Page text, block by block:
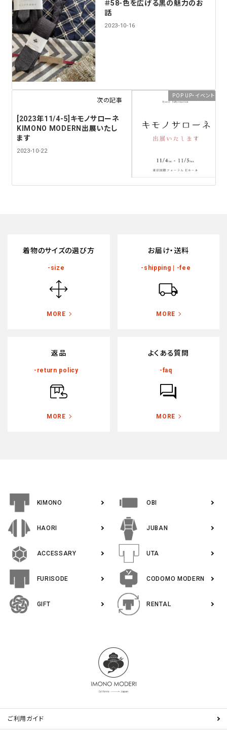
＃58-色を広げる黒の魅力のお
話
2023-10-16
POP UP・イベント
次の記事
[2023年11/4-5]キモノサローネ
KIMONO MODERN出展いたし
ます
2023-10-22
着物のサイズの選び方
-size
MORE
お届け・送料
-shipping | -fee
MORE
返品
-return policy
MORE
よくある質問
-faq
MORE
KIMONO OBI
HAORI JUBAN
ACCESSARY UTA
FURISODE CODOMO MODERN
GIFT RENTAL
ご利用ガイド